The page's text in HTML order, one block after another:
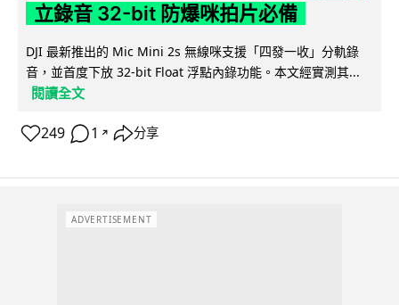
立錄音 32-bit 防爆咪拍片必備
DJI 最新推出的 Mic Mini 2s 無線咪支援「四發一收」分軌錄
音，並首度下放 32-bit Float 浮點內錄功能。本文經實測其...
閱讀全文
249 1 ↗ 分享
ADVERTISEMENT